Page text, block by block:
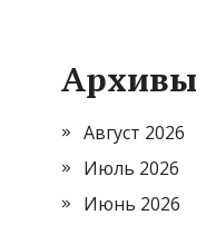
Архивы
Август 2026
Июль 2026
Июнь 2026